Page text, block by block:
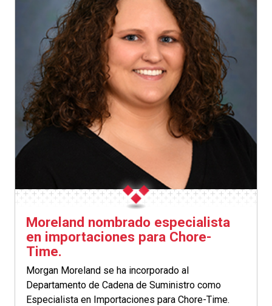
Moreland nombrado especialista
en importaciones para Chore-
Time.
Morgan Moreland se ha incorporado al
Departamento de Cadena de Suministro como
Especialista en Importaciones para Chore-Time.